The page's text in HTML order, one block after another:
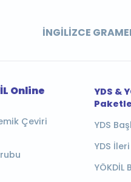
İNGILIZCE
Online
Çeviri
YDS &
YDS
YDS
YÖKDİL